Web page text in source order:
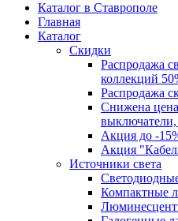
Каталог в Ставрополе
Главная
Каталог
Скидки
Распродажа
коллекций
Распродажа
Cнижена
Акция до -
Акция
Источники света
Компактные